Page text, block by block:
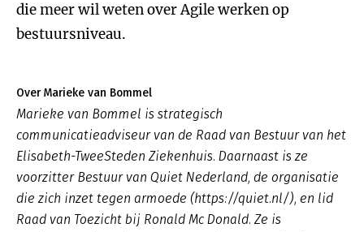
die meer wil weten over Agile werken op
bestuursniveau.
Over Marieke van Bommel
Marieke van Bommel is strategisch
communicatieadviseur van de Raad van Bestuur van het
Elisabeth-TweeSteden Ziekenhuis. Daarnaast is ze
voorzitter Bestuur van Quiet Nederland, de organisatie
die zich inzet tegen armoede (https://quiet.nl/), en lid
Raad van Toezicht bij Ronald Mc Donald. Ze is